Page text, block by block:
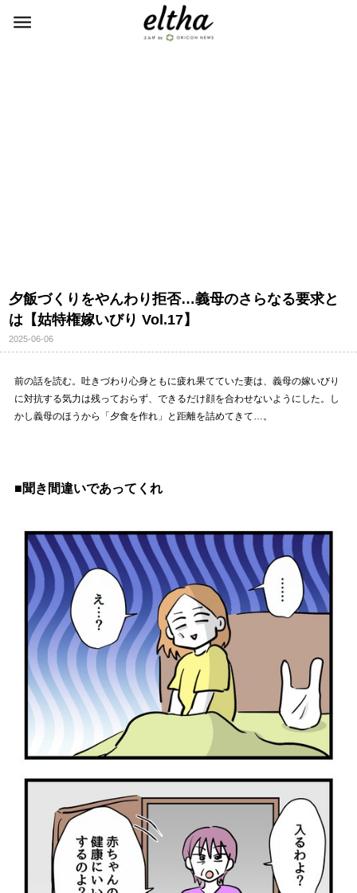
夕飯づくりをやんわり拒否…義母のさらなる要求と
は【姑特権嫁いびり Vol.17】
2025-06-06
前の話を読む。吐きづわり心身ともに疲れ果てていた妻は、義母の嫁いびり
に対抗する気力は残っておらず、できるだけ顔を合わせないようにした。し
かし義母のほうから「夕食を作れ」と距離を詰めてきて…。
■聞き間違いであってくれ